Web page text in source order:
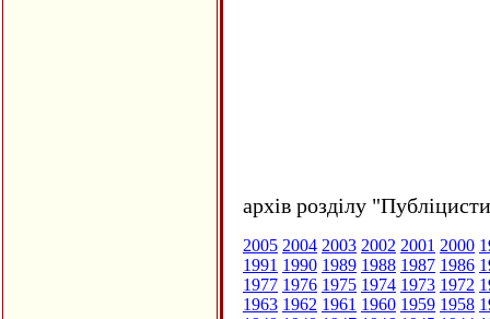
архів розділу
2005 2004 2003 2002 2001 2000
1991 1990 1989 1988 1987 1986
1977 1976 1975 1974 1973 1972
1963 1962 1961 1960 1959 1958